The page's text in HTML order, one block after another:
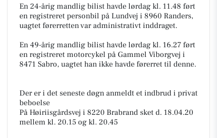
En 24-årig mandlig bilist havde lørdag kl. 11.48 ført
en registreret personbil på Lundvej i 8960 Randers,
uagtet førerretten var administrativt inddraget.
En 49-årig mandlig bilist havde lørdag kl. 16.27 ført
en registreret motorcykel på Gammel Viborgvej i
8471 Sabro, uagtet han ikke havde førerret til denne.
Der er i det seneste døgn anmeldt et indbrud i privat
beboelse
På Høiriisgårdsvej i 8220 Brabrand sket d. 18.04.20
mellem kl. 20.15 og kl. 20.45